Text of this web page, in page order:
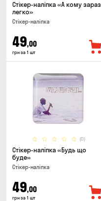
Стікер-наліпка «А кому зараз
легко»
Стікер-наліпка
49,00
грн за 1 шт
(0)
Стікер-наліпка «Будь що
буде»
Стікер-наліпка
49,00
грн за 1 шт